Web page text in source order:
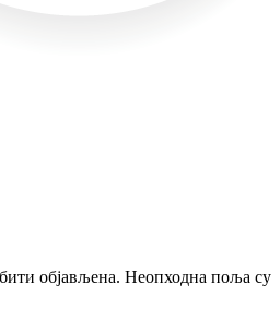
објављена. Неопходна поља су